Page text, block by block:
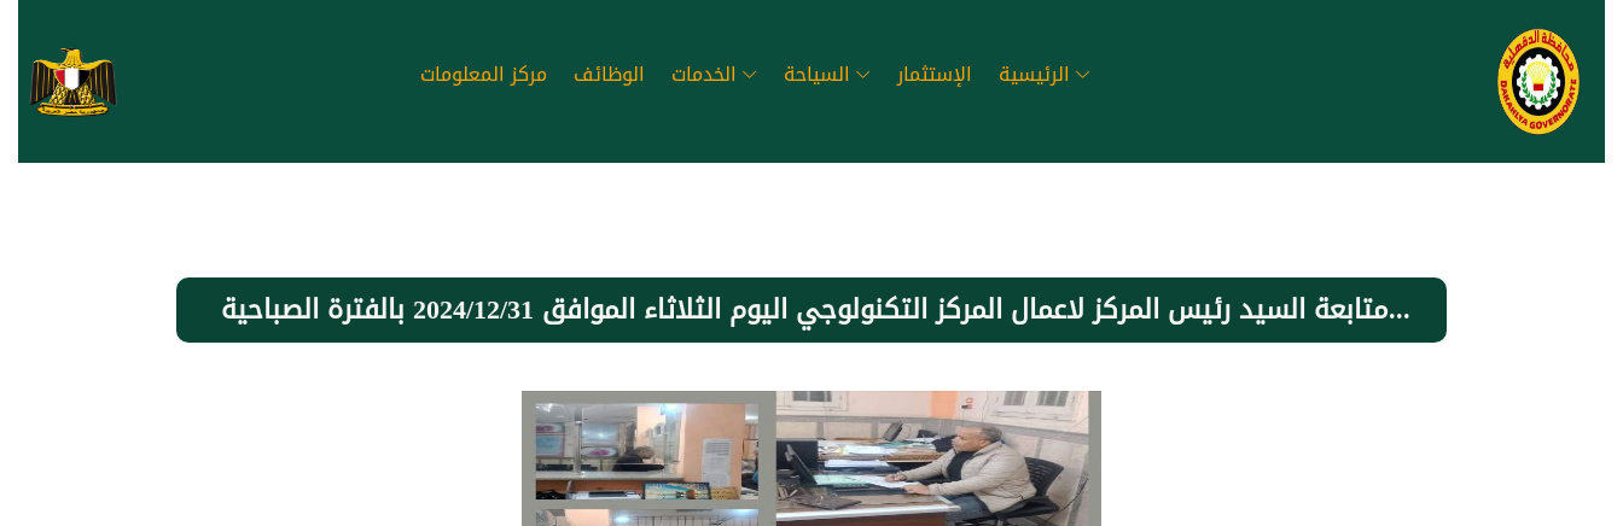
مركز المعلومات الوظائف الخدمات السياحة الإستثمار الرئيسية
⁩ متابعة السيد رئيس المركز لاعمال المركز التكنولوجي اليوم الثلاثاء الموافق 2024/12/31 بالفترة الصباحية...